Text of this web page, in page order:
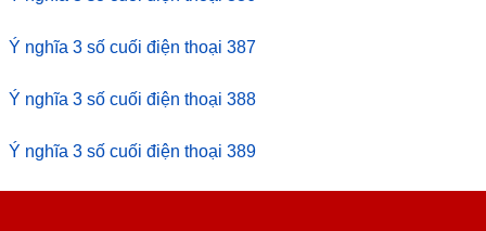
Ý nghĩa 3 số cuối điện thoại 387
Ý nghĩa 3 số cuối điện thoại 388
Ý nghĩa 3 số cuối điện thoại 389